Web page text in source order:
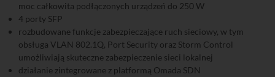
moc całkowita podłączonych urządzeń do 250 W
4 porty SFP
rozbudowane funkcje zabezpieczające ruch sieciowy, w tym
obsługa VLAN 802.1Q, Port Security oraz Storm Control
umożliwiają skuteczne zabezpieczenie sieci lokalnej
działanie zintegrowane z platformą Omada SDN